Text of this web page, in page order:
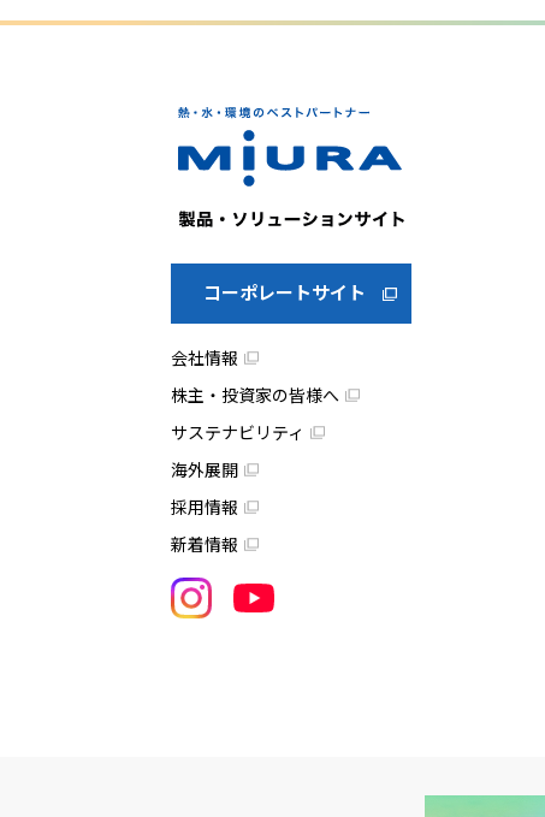
コーポレートサイト
会社情報
株主・投資家の皆様へ
サステナビリティ
海外展開
採用情報
新着情報